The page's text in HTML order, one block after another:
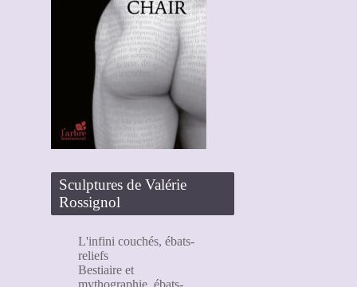
Sculptures de Valérie
Rossignol
L'infini couchés, ébats-
reliefs
Bestiaire et
mythographie, ébats-